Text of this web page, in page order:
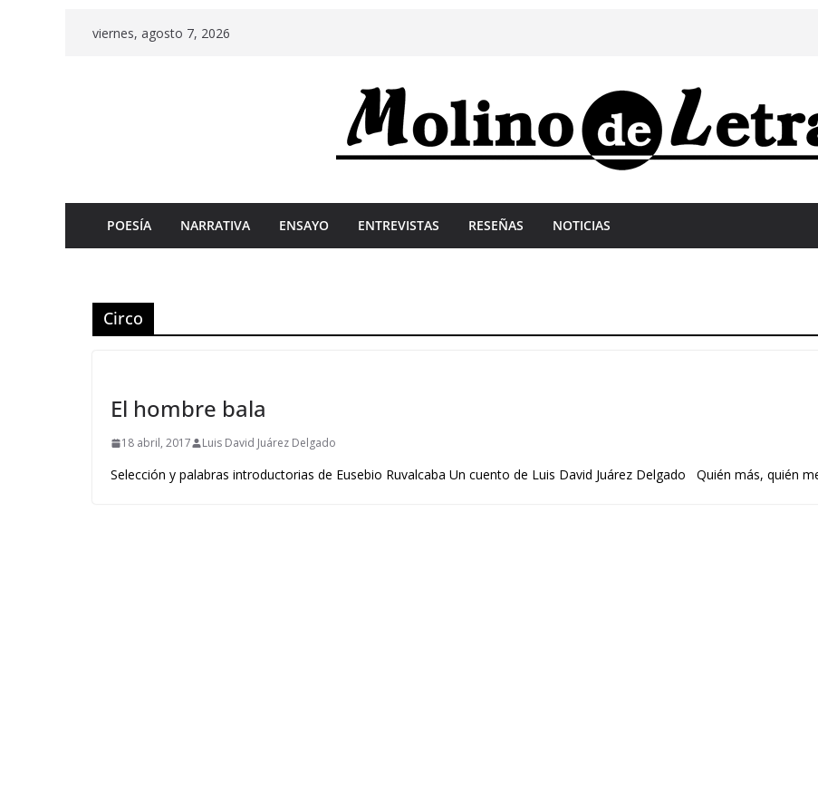
viernes, agosto 7, 2026
POESÍA NARRATIVA ENSAYO ENTREVISTAS RESEÑAS NOTICIAS
Circo
El hombre bala
18 abril, 2017 Luis David Juárez Delgado
Selección y palabras introductorias de Eusebio Ruvalcaba Un cuento de Luis David Juárez Delgado Quién más, quién